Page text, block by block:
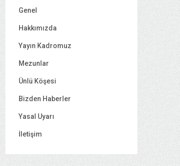
Genel
Hakkımızda
Yayın Kadromuz
Mezunlar
Ünlü Köşesi
Bizden Haberler
Yasal Uyarı
İletişim